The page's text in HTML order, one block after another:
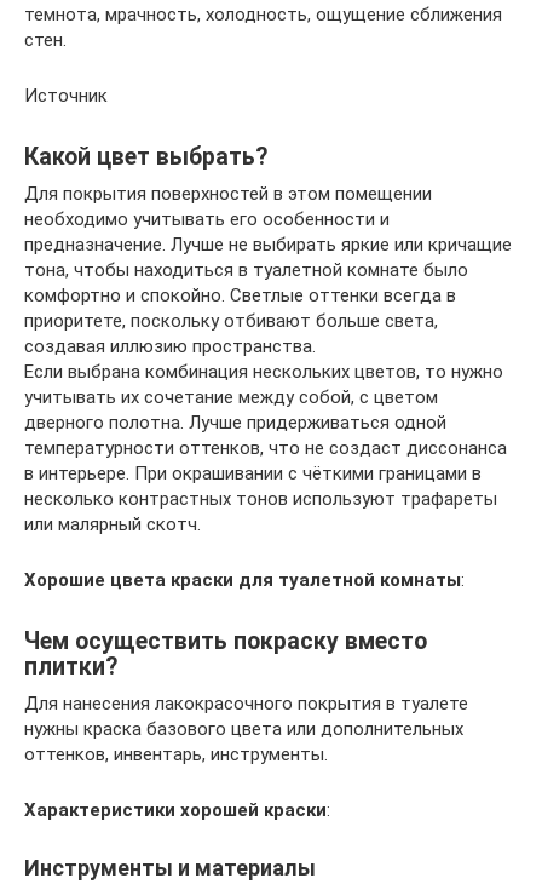
темнота, мрачность, холодность, ощущение сближения
стен.
Источник
Какой цвет выбрать?
Для покрытия поверхностей в этом помещении
необходимо учитывать его особенности и
предназначение. Лучше не выбирать яркие или кричащие
тона, чтобы находиться в туалетной комнате было
комфортно и спокойно. Светлые оттенки всегда в
приоритете, поскольку отбивают больше света,
создавая иллюзию пространства.
Если выбрана комбинация нескольких цветов, то нужно
учитывать их сочетание между собой, с цветом
дверного полотна. Лучше придерживаться одной
температурности оттенков, что не создаст диссонанса
в интерьере. При окрашивании с чёткими границами в
несколько контрастных тонов используют трафареты
или малярный скотч.
Хорошие цвета краски для туалетной комнаты:
Чем осуществить покраску вместо
плитки?
Для нанесения лакокрасочного покрытия в туалете
нужны краска базового цвета или дополнительных
оттенков, инвентарь, инструменты.
Характеристики хорошей краски:
Инструменты и материалы